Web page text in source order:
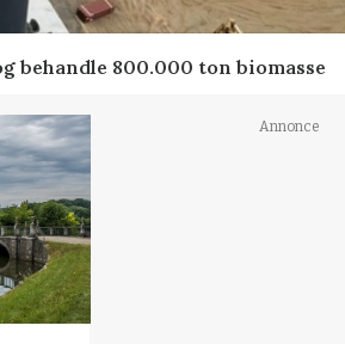
behandle 800.000 ton biomasse
Annonce